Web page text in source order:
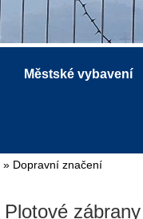
Městské vybavení
» Dopravní značení
Plotové zábrany